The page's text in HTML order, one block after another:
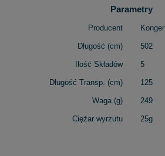
Parametry
Producent Konger
Długość (cm) 502
Ilość Składów 5
Długość Transp. (cm) 125
Waga (g) 249
Ciężar wyrzutu 25g